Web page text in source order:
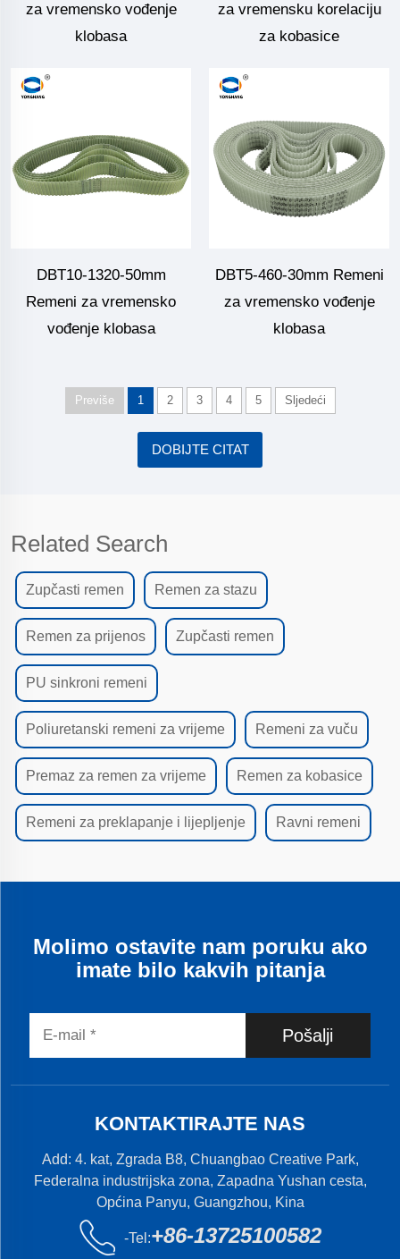
za vremensko vođenje
klobasa
za vremensku korelaciju
za kobasice
DBT10-1320-50mm
Remeni za vremensko
vođenje klobasa
DBT5-460-30mm Remeni
za vremensko vođenje
klobasa
Previše 1 2 3 4 5 Sljedeći
DOBIJTE CITAT
Related Search
Zupčasti remen Remen za stazu
Remen za prijenos Zupčasti remen
PU sinkroni remeni
Poliuretanski remeni za vrijeme Remeni za vuču
Premaz za remen za vrijeme Remen za kobasice
Remeni za preklapanje i lijepljenje Ravni remeni
Molimo ostavite nam poruku ako
imate bilo kakvih pitanja
Pošalji
KONTAKTIRAJTE NAS
Add: 4. kat, Zgrada B8, Chuangbao Creative Park,
Federalna industrijska zona, Zapadna Yushan cesta,
Općina Panyu, Guangzhou, Kina
-Tel:+86-13725100582